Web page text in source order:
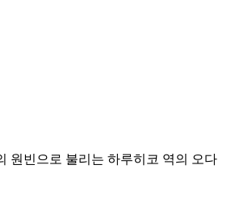
원빈으로 불리는 하루히코 역의 오다